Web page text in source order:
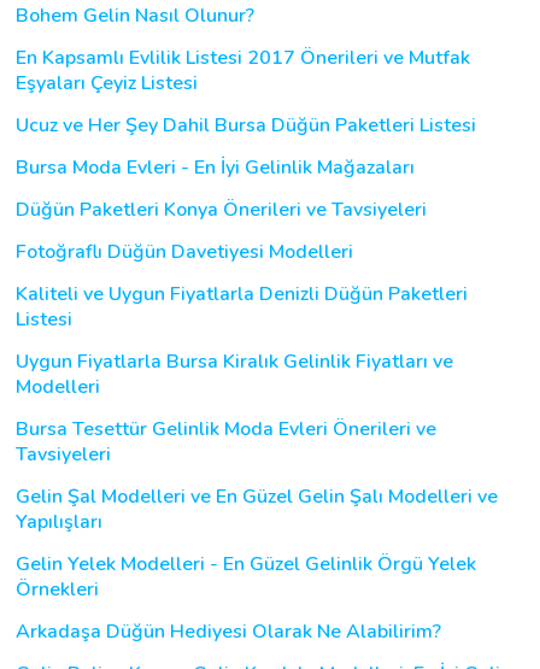
Bohem Gelin Nasıl Olunur?
En Kapsamlı Evlilik Listesi 2017 Önerileri ve Mutfak
Eşyaları Çeyiz Listesi
Ucuz ve Her Şey Dahil Bursa Düğün Paketleri Listesi
Bursa Moda Evleri - En İyi Gelinlik Mağazaları
Düğün Paketleri Konya Önerileri ve Tavsiyeleri
Fotoğraflı Düğün Davetiyesi Modelleri
Kaliteli ve Uygun Fiyatlarla Denizli Düğün Paketleri
Listesi
Uygun Fiyatlarla Bursa Kiralık Gelinlik Fiyatları ve
Modelleri
Bursa Tesettür Gelinlik Moda Evleri Önerileri ve
Tavsiyeleri
Gelin Şal Modelleri ve En Güzel Gelin Şalı Modelleri ve
Yapılışları
Gelin Yelek Modelleri - En Güzel Gelinlik Örgü Yelek
Örnekleri
Arkadaşa Düğün Hediyesi Olarak Ne Alabilirim?